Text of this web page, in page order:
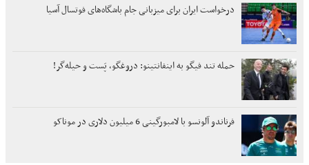
درخواست ایران برای میزبانی جام باشگاه‌های فوتسال آسیا
حمله تند فیگو به اینفانتینو: دروغگو، پَست‌ و حیله‌گر!
فرناندو آلونسو با لامبورگینی 6 میلیون دلاری در موناکو